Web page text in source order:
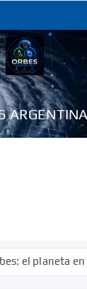
el planeta en